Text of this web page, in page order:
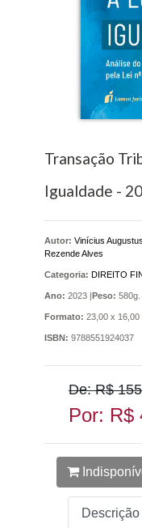
Transação
Igualdade -
Autor: Vinícius
Rezende Alves
Categoria: DIREITO
Ano: 2023 | Peso: 580g. |
Formato: 23,00 x 16,00
ISBN: 9788551924037
De: R$
Por: R$
Descrição